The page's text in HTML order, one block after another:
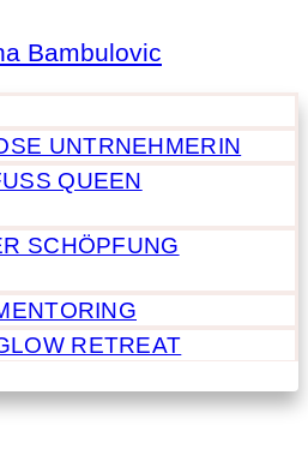
UNTRNEHMERIN
QUEEN
SCHÖPFUNG
RETREAT